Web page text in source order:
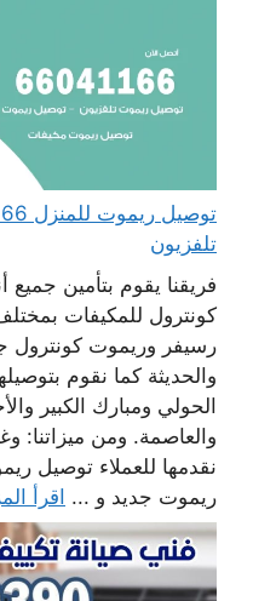
تلفزيون
فريقنا يقوم بتأمين
كونترول للمكيفات
رسيفر وريموت كونترول
والحديثة كما نقوم
الحولي ومبارك الكبير
والعاصمة. ومن ميزاتنا:
نقدمها للعملاء توصيل
ريموت جديد و ... اقرأ